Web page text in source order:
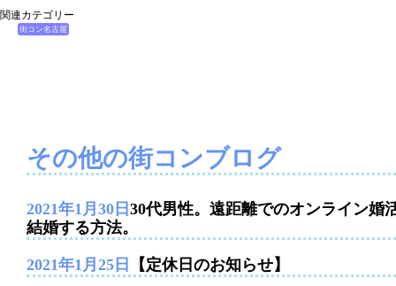
関連カテゴリー
街コン名古屋
その他の街コンブログ
2021年1月30日 30代男性。遠距離でのオンライン婚
結婚する方法。
2021年1月25日 【定休日のお知らせ】